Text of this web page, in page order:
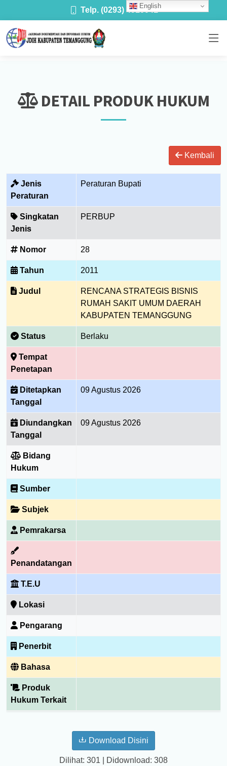
English
Telp. (0293) 4910041
DETAIL PRODUK HUKUM
Kembali
Jenis
Peraturan
Peraturan Bupati
Singkatan
Jenis
PERBUP
Nomor 28
Tahun 2011
Judul
RENCANA STRATEGIS BISNIS
RUMAH SAKIT UMUM DAERAH
KABUPATEN TEMANGGUNG
Status Berlaku
Tempat
Penetapan
Ditetapkan
Tanggal
09 Agustus 2026
Diundangkan
Tanggal
09 Agustus 2026
Bidang
Hukum
Sumber
Subjek
Pemrakarsa
Penandatangan
T.E.U
Lokasi
Pengarang
Penerbit
Bahasa
Produk
Hukum Terkait
Download Disini
Dilihat: 301 | Didownload: 308